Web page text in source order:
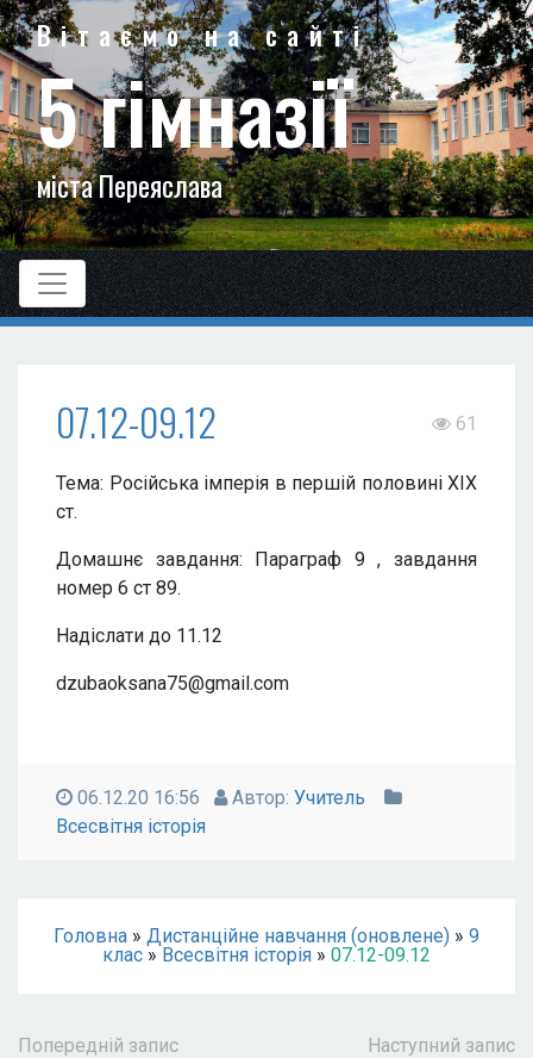
Вітаємо на сайті
5 гімназії
міста Переяслава
07.12-09.12 61
Тема: Російська імперія в першій половині XIX
ст.
Домашнє завдання: Параграф 9 , завдання
номер 6 ст 89.
Надіслати до 11.12
dzubaoksana75@gmail.com
06.12.20 16:56 Автор: Учитель
Всесвітня історія
Головна » Дистанційне навчання (оновлене) » 9
клас » Всесвітня історія » 07.12-09.12
Попередній запис Наступний запис